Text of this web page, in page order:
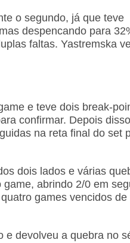
o segundo, já que teve
despencando para
faltas. Yastremska
e teve dois break-
confirmar. Depois
na reta final do set
dois lados e várias
abrindo 2/0 em
games vencidos de
e devolveu a quebra no